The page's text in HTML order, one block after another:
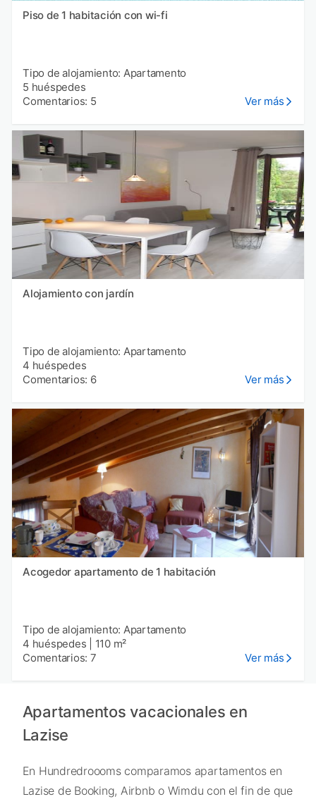
Piso de 1 habitación con wi-fi
Tipo de alojamiento: Apartamento
5 huéspedes
Comentarios: 5
Ver más
Alojamiento con jardín
Tipo de alojamiento: Apartamento
4 huéspedes
Comentarios: 6
Ver más
Acogedor apartamento de 1 habitación
Tipo de alojamiento: Apartamento
4 huéspedes
110 m²
Comentarios: 7
Ver más
Apartamentos vacacionales en
Lazise
En Hundredroooms comparamos apartamentos en
Lazise de Booking, Airbnb o Wimdu con el fin de que